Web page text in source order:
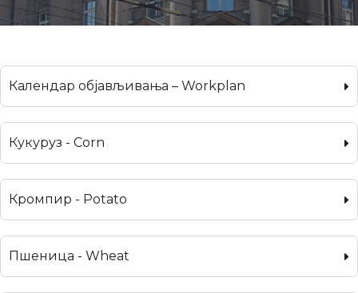
Календар објављивања – Workplan
Кукуруз - Corn
Кромпир - Potato
Пшеница - Wheat